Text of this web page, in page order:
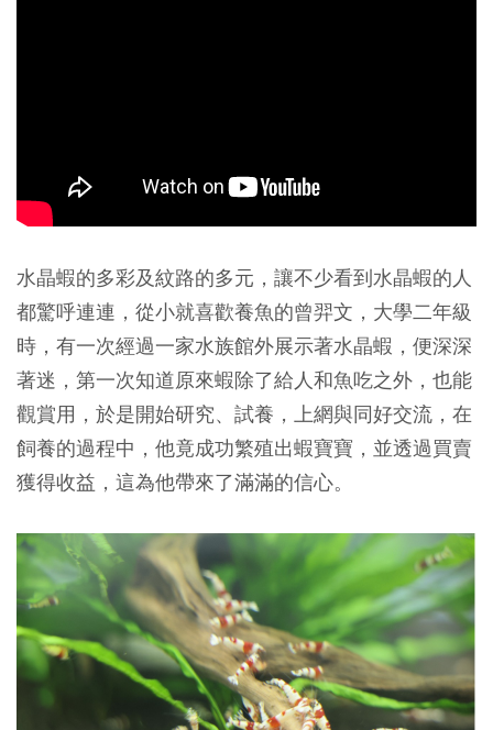
水晶蝦的多彩及紋路的多元，讓不少看到水晶蝦的人
都驚呼連連，從小就喜歡養魚的曾羿文，大學二年級
時，有一次經過一家水族館外展示著水晶蝦，便深深
著迷，第一次知道原來蝦除了給人和魚吃之外，也能
觀賞用，於是開始研究、試養，上網與同好交流，在
飼養的過程中，他竟成功繁殖出蝦寶寶，並透過買賣
獲得收益，這為他帶來了滿滿的信心。